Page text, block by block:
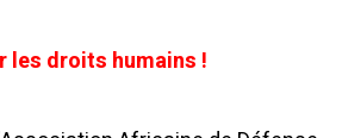
les droits humains !